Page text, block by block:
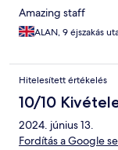
Amazing staff
ALAN, 9 éjszakás
Hitelesített értékelés
10/10
2024. június 13.
Fordítás a Google